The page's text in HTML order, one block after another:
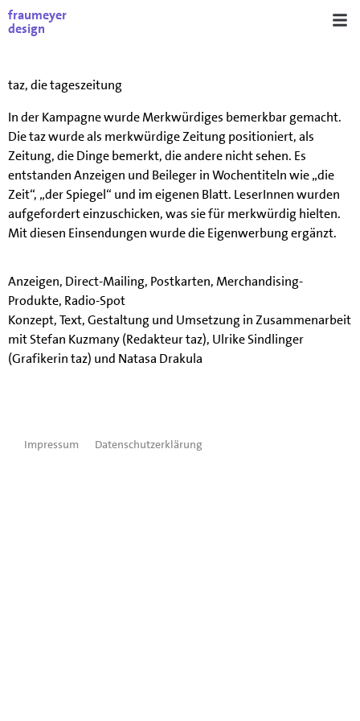
fraumeyer
design
taz, die tageszeitung
In der Kampagne wurde Merkwürdiges bemerkbar gemacht.
Die taz wurde als merkwürdige Zeitung positioniert, als
Zeitung, die Dinge bemerkt, die andere nicht sehen. Es
entstanden Anzeigen und Beileger in Wochentiteln wie „die
Zeit“, „der Spiegel“ und im eigenen Blatt. LeserInnen wurden
aufgefordert einzuschicken, was sie für merkwürdig hielten.
Mit diesen Einsendungen wurde die Eigenwerbung ergänzt.
Anzeigen, Direct-Mailing, Postkarten, Merchandising-
Produkte, Radio-Spot
Konzept, Text, Gestaltung und Umsetzung in Zusammenarbeit
mit Stefan Kuzmany (Redakteur taz), Ulrike Sindlinger
(Grafikerin taz) und Natasa Drakula
Impressum Datenschutzerklärung